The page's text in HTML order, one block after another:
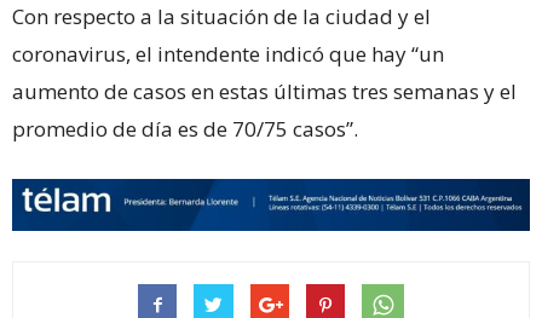
Con respecto a la situación de la ciudad y el
coronavirus, el intendente indicó que hay “un
aumento de casos en estas últimas tres semanas y el
promedio de día es de 70/75 casos”.